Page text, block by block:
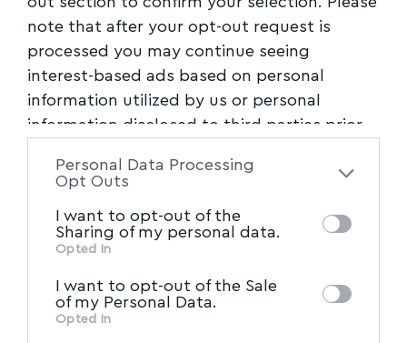
note that after your opt-out request is
processed you may continue seeing
interest-based ads based on personal
information utilized by us or personal
information disclosed to third parties prior
of the further disclosure of your personal
of downstream participants. This
information may also be disclosed by us to
Participantsthat may further disclose it to
other third parties.
Personal Data Processing
Opt Outs
I want to opt-out of the
Sharing of my personal data.
Opted In
I want to opt-out of the Sale
of my Personal Data.
Opted In